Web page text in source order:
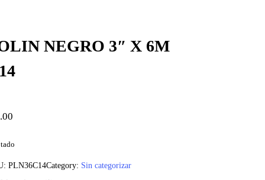
NEGRO 3″ X 6M
PLN36C14Category: Sin categorizar